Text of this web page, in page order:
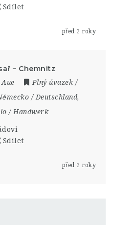
Sdílet
před 2 roky
– Chemnitz
Plný úvazek /
/ Deutschland,
/ Handwerk
Sdílet
před 2 roky